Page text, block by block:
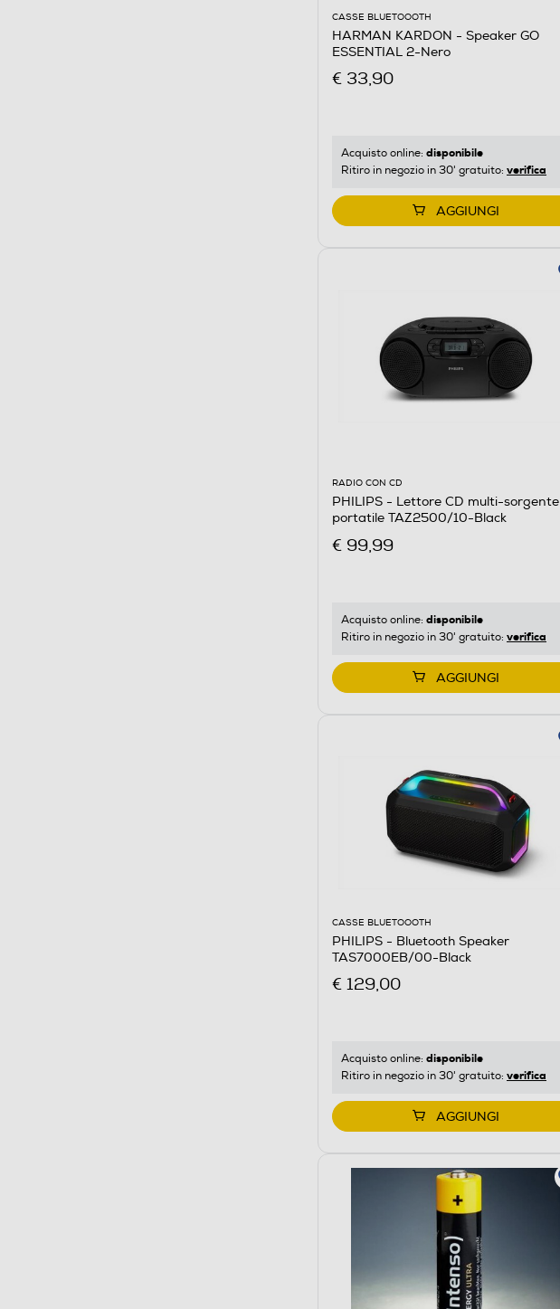
CASSE BLUETOOOTH
HARMAN KARDON - Speaker GO
ESSENTIAL 2-Nero
€ 33,90
Acquisto online: disponibile
Ritiro in negozio in 30' gratuito: verifica
AGGIUNGI
RADIO CON CD
PHILIPS - Lettore CD multi-sorgente
portatile TAZ2500/10-Black
€ 99,99
Acquisto online: disponibile
Ritiro in negozio in 30' gratuito: verifica
AGGIUNGI
CASSE BLUETOOOTH
PHILIPS - Bluetooth Speaker
TAS7000EB/00-Black
€ 129,00
Acquisto online: disponibile
Ritiro in negozio in 30' gratuito: verifica
AGGIUNGI